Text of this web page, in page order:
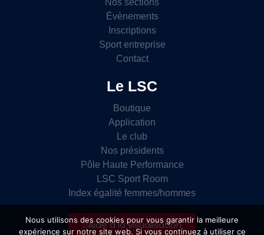
Évènements
Inscriptions
Sport entreprise
Contact
Le LSC
Boutique
Application
Le club
Nos présidents
Pôle Haute Performance
LSC Sport Room
Index égalité femmes/hommes
Aide à la visualisation
Nous utilisons des cookies pour vous garantir la meilleure
expérience sur notre site web. Si vous continuez à utiliser ce